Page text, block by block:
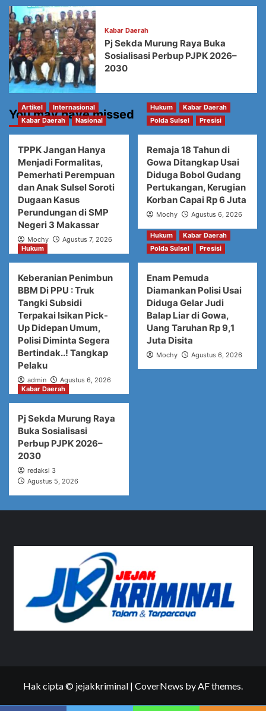
Kabar Daerah
Pj Sekda Murung Raya Buka
Sosialisasi Perbup PJPK 2026–
2030
You may have missed
Artikel
Internasional
Kabar Daerah
Nasional
TPPK Jangan Hanya
Menjadi Formalitas,
Pemerhati Perempuan
dan Anak Sulsel Soroti
Dugaan Kasus
Perundungan di SMP
Negeri 3 Makassar
Mochy Agustus 7, 2026
Hukum
Kabar Daerah
Polda Sulsel
Presisi
Remaja 18 Tahun di
Gowa Ditangkap Usai
Diduga Bobol Gudang
Pertukangan, Kerugian
Korban Capai Rp 6 Juta
Mochy Agustus 6, 2026
Hukum
Keberanian Penimbun
BBM Di PPU : Truk
Tangki Subsidi
Terpakai Isikan Pick-
Up Didepan Umum,
Polisi Diminta Segera
Bertindak..! Tangkap
Pelaku
admin Agustus 6, 2026
Hukum
Kabar Daerah
Polda Sulsel
Presisi
Enam Pemuda
Diamankan Polisi Usai
Diduga Gelar Judi
Balap Liar di Gowa,
Uang Taruhan Rp 9,1
Juta Disita
Mochy Agustus 6, 2026
Kabar Daerah
Pj Sekda Murung Raya
Buka Sosialisasi
Perbup PJPK 2026–
2030
redaksi 3
Agustus 5, 2026
Hak cipta © jejakkriminal | CoverNews by AF themes.